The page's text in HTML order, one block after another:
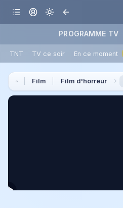
PROGRAMME TV
TNT TV ce soir En ce moment
Film Film d'horreur